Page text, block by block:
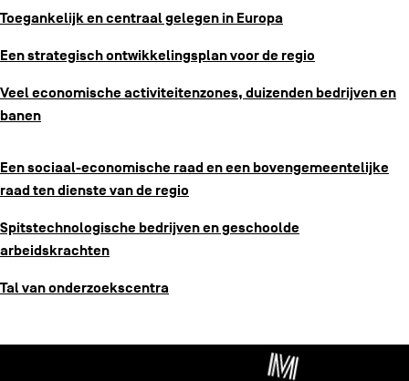
Toegankelijk en centraal gelegen in Europa
Een strategisch ontwikkelingsplan voor de regio
Veel economische activiteitenzones, duizenden bedrijven en
banen
Een sociaal-economische raad en een bovengemeentelijke
raad ten dienste van de regio
Spitstechnologische bedrijven en geschoolde
arbeidskrachten
Tal van onderzoekscentra